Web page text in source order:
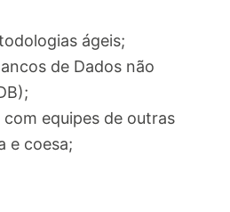
ágeis;
de Dados não
equipes de outras
e coesa;